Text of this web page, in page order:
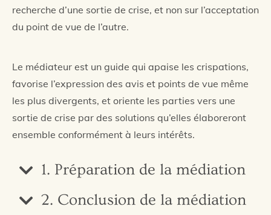
recherche d’une sortie de crise, et non sur l’acceptation
du point de vue de l’autre.
Le médiateur est un guide qui apaise les crispations,
favorise l’expression des avis et points de vue même
les plus divergents, et oriente les parties vers une
sortie de crise par des solutions qu’elles élaboreront
ensemble conformément à leurs intérêts.
1. Préparation de la médiation
2. Conclusion de la médiation